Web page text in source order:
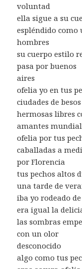
voluntad
ella sigue a su
espléndido como
hombres
su cuerpo estilo
pasa por buenos
aires
ofelia yo en tus
ciudades de besos
hermosas libres
amantes
ofelia por tus
caballadas a
por Florencia
tus pechos altos
una tarde de
iba yo rodeado
era igual la
las sombras
con un olor
desconocido
algo como tus